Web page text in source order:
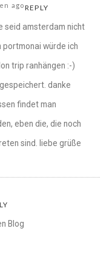
agoREPLY
seid amsterdam nicht
portmonai würde ich
trip ranhängen :-)
danke
findet man
eben die, die noch
sind. liebe grüße
Blog